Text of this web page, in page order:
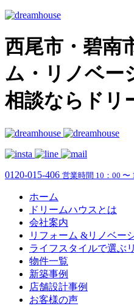
西尾市・碧南
ム・リノベー
相談ならドリ
0120-015-406 営業時間 10：00 〜
ホーム
ドリームハウスとは
会社案内
リフォーム &リノベー
ライフスタイルで選ぶ
物件一覧
新築事例
店舗設計事例
お客様の声